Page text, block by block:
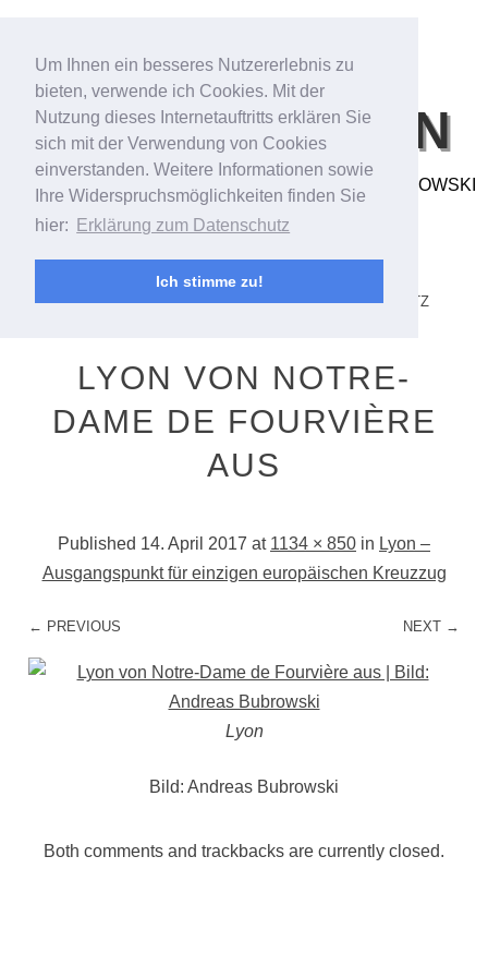
Um Ihnen ein besseres Nutzererlebnis zu
bieten, verwende ich Cookies. Mit der
Nutzung dieses Internetauftritts erklären Sie
sich mit der Verwendung von Cookies
einverstanden. Weitere Informationen sowie
Ihre Widerspruchsmöglichkeiten finden Sie
hier:
Erklärung zum Datenschutz
Ich stimme zu!
BILDFANTASIEN
FOTO- & VIDEOARBEITEN VON ANDREAS BUBROWSKI
MENU
PORTFOLIO KONTAKT IMPRESSUM DATENSCHUTZ
LYON VON NOTRE-
DAME DE FOURVIÈRE
AUS
Published 14. April 2017 at 1134 × 850 in Lyon –
Ausgangspunkt für einzigen europäischen Kreuzzug
← PREVIOUS NEXT →
Lyon
Bild: Andreas Bubrowski
Both comments and trackbacks are currently closed.